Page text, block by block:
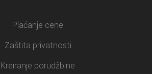
Plaćanje cene
Zaštita privatnosti
Kreiranje porudžbine